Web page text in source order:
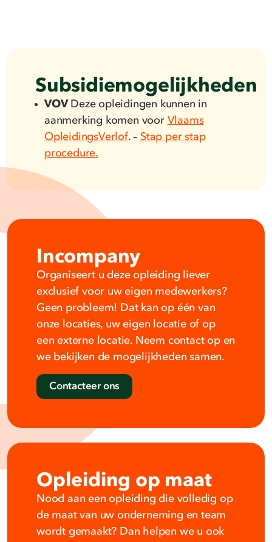
Subsidiemogelijkheden
VOV Deze opleidingen kunnen in
aanmerking komen voor Vlaams
OpleidingsVerlof. – Stap per stap
procedure.
Incompany
Organiseert u deze opleiding liever
exclusief voor uw eigen medewerkers?
Geen probleem! Dat kan op één van
onze locaties, uw eigen locatie of op
een externe locatie. Neem contact op en
we bekijken de mogelijkheden samen.
Contacteer ons
Opleiding op maat
Nood aan een opleiding die volledig op
de maat van uw onderneming en team
wordt gemaakt? Dan helpen we u ook